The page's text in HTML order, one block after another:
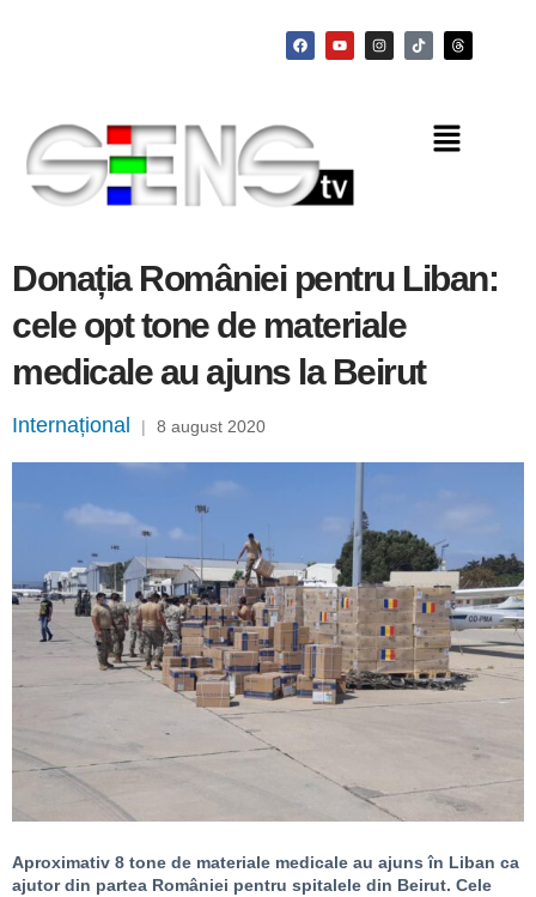
Donația României pentru Liban:
cele opt tone de materiale
medicale au ajuns la Beirut
Internațional | 8 august 2020
Aproximativ 8 tone de materiale medicale au ajuns în Liban ca
ajutor din partea României pentru spitalele din Beirut. Cele